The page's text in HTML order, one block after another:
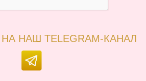
НАШ TELEGRAM-КАНАЛ